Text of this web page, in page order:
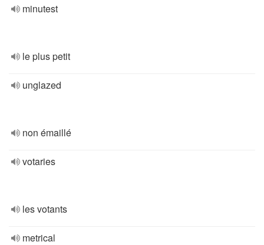
minutest
le plus petit
unglazed
non émaillé
votaries
les votants
metrical